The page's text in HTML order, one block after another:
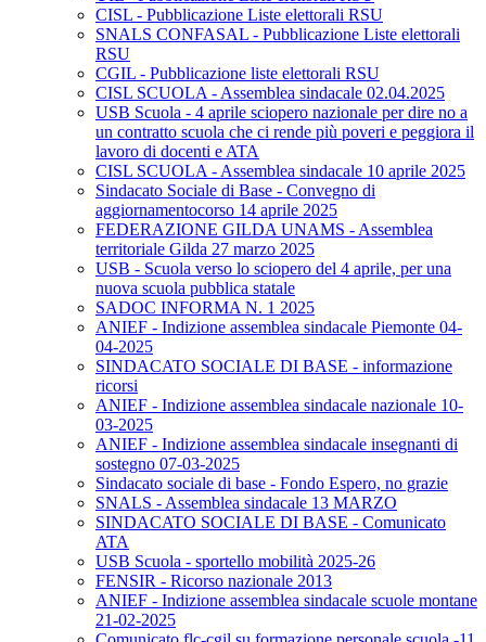
CISL - Pubblicazione Liste elettorali RSU
SNALS CONFASAL - Pubblicazione Liste elettorali
RSU
CGIL - Pubblicazione liste elettorali RSU
CISL SCUOLA - Assemblea sindacale 02.04.2025
USB Scuola - 4 aprile sciopero nazionale per dire no a
un contratto scuola che ci rende più poveri e peggiora il
lavoro di docenti e ATA
CISL SCUOLA - Assemblea sindacale 10 aprile 2025
Sindacato Sociale di Base - Convegno di
aggiornamentocorso 14 aprile 2025
FEDERAZIONE GILDA UNAMS - Assemblea
territoriale Gilda 27 marzo 2025
USB - Scuola verso lo sciopero del 4 aprile, per una
nuova scuola pubblica statale
SADOC INFORMA N. 1 2025
ANIEF - Indizione assemblea sindacale Piemonte 04-
04-2025
SINDACATO SOCIALE DI BASE - informazione
ricorsi
ANIEF - Indizione assemblea sindacale nazionale 10-
03-2025
ANIEF - Indizione assemblea sindacale insegnanti di
sostegno 07-03-2025
Sindacato sociale di base - Fondo Espero, no grazie
SNALS - Assemblea sindacale 13 MARZO
SINDACATO SOCIALE DI BASE - Comunicato
ATA
USB Scuola - sportello mobilità 2025-26
FENSIR - Ricorso nazionale 2013
ANIEF - Indizione assemblea sindacale scuole montane
21-02-2025